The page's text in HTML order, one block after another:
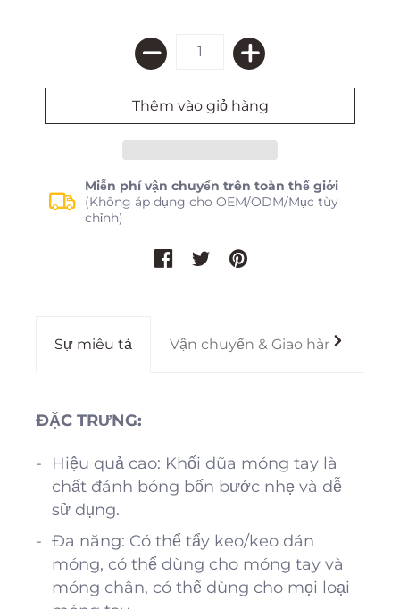
Miễn phí vận chuyển trên toàn thế giới
(Không áp dụng cho OEM/ODM/Mục tùy
chỉnh)
Sự miêu tả Vận chuyển & Giao hàng
ĐẶC TRƯNG:
Hiệu quả cao: Khối dũa móng tay là
chất đánh bóng bốn bước nhẹ và dễ
sử dụng.
Đa năng: Có thể tẩy keo/keo dán
móng, có thể dùng cho móng tay và
móng chân, có thể dùng cho mọi loại